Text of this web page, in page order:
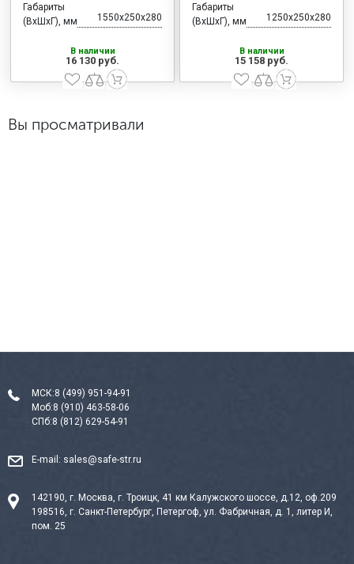
Габариты
(ВхШхГ), мм
1550x250x280
В наличии
16 130 руб.
Габариты
(ВхШхГ), мм
1250x250x280
В наличии
15 158 руб.
Вы просматривали
МСК:8 (499) 951-94-91
Моб:8 (910) 463-58-06
СПб:8 (812) 629-54-91
E-mail: sales@safe-str.ru
142190, г. Москва, г. Троицк, 41 км Калужского шоссе, д.12, оф.209
198516, г. Санкт-Петербург, Петергоф, ул. Фабричная, д. 1, литер И,
пом. 25